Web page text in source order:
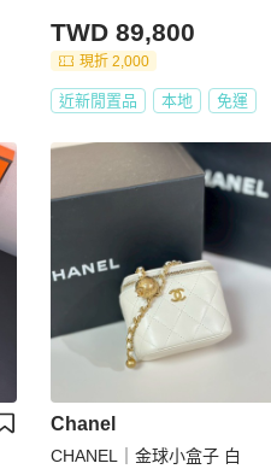
TWD 89,800
現折 2,000
近新閒置品 本地 免運
Chanel
CHANEL｜金球小盒子 白